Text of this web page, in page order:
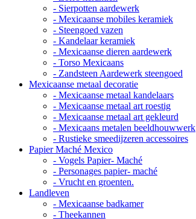
- Sierpotten aardewerk
- Mexicaanse mobiles keramiek
- Steengoed vazen
- Kandelaar keramiek
- Mexicaanse dieren aardewerk
- Torso Mexicaans
- Zandsteen Aardewerk steengoed
Mexicaanse metaal decoratie
- Mexicaanse metaal kandelaars
- Mexicaanse metaal art roestig
- Mexicaanse metaal art gekleurd
- Mexicaans metalen beeldhouwwerk
- Rustieke smeedijzeren accessoires
Papier Maché Mexico
- Vogels Papier- Maché
- Personages papier- maché
- Vrucht en groenten.
Landleven
- Mexicaanse badkamer
- Theekannen